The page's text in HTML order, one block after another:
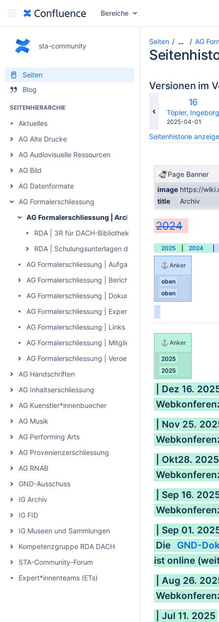
Bereiche
sta-community
Seiten
Blog
SEITENHIERARCHIE
Aktuelles
AG Alte Drucke
AG Audiovisuelle Ressourcen
AG Bild
AG Datenformate
AG Formalerschliessung
AG Formalerschliessung | Archiv
RDA | 3R für DACH-Bibliotheken
RDA | Schulungsunterlagen der AG RDA
AG Formalerschliessung | Aufgaben und Ziele
AG Formalerschliessung | Berichte an den STA
AG Formalerschliessung | Dokumente
AG Formalerschliessung | Expert*innenteams
AG Formalerschliessung | Links
AG Formalerschliessung | Mitglieder
AG Formalerschliessung | Veroeffentlichungen und
AG Handschriften
AG Inhaltserschliessung
AG Kuenstler*innenbuecher
AG Musik
AG Performing Arts
AG Provenienzerschliessung
AG RNAB
GND-Ausschuss
IG Archiv
IG FID
IG Museen und Sammlungen
Kompetenzgruppe RDA DACH
STA-Community-Forum
Expert*innenteams (ETs)
Seiten … AG
Versionen im
Alte
Version
16
Töpler, Ingeborg
Gespeichert
2025-04-01
Seitenhistorie
Page Banner
image https://
title
Archiv
2024
2025 2024
Anker
oben
oben
Anker
2025
2025
| Dez 16.
| Nov 25.
| Okt28. 2025
| Sep 16.
| Sep 01.
Die
GND-
ist online
| Aug 26.
| Jul 11. 2025